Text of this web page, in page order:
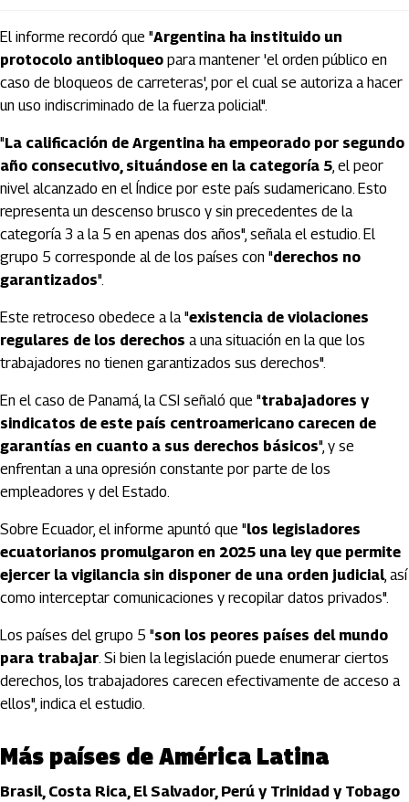
El informe recordó que "Argentina ha instituido un
protocolo antibloqueo para mantener 'el orden público en
caso de bloqueos de carreteras', por el cual se autoriza a hacer
un uso indiscriminado de la fuerza policial".
"La calificación de Argentina ha empeorado por segundo
año consecutivo, situándose en la categoría 5, el peor
nivel alcanzado en el Índice por este país sudamericano. Esto
representa un descenso brusco y sin precedentes de la
categoría 3 a la 5 en apenas dos años", señala el estudio. El
grupo 5 corresponde al de los países con "derechos no
garantizados".
Este retroceso obedece a la "existencia de violaciones
regulares de los derechos a una situación en la que los
trabajadores no tienen garantizados sus derechos".
En el caso de Panamá, la CSI señaló que "trabajadores y
sindicatos de este país centroamericano carecen de
garantías en cuanto a sus derechos básicos", y se
enfrentan a una opresión constante por parte de los
empleadores y del Estado.
Sobre Ecuador, el informe apuntó que "los legisladores
ecuatorianos promulgaron en 2025 una ley que permite
ejercer la vigilancia sin disponer de una orden judicial, así
como interceptar comunicaciones y recopilar datos privados".
Los países del grupo 5 "son los peores países del mundo
para trabajar. Si bien la legislación puede enumerar ciertos
derechos, los trabajadores carecen efectivamente de acceso a
ellos", indica el estudio.
Más países de América Latina
Brasil, Costa Rica, El Salvador, Perú y Trinidad y Tobago